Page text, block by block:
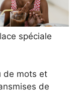
spéciale
de mots et
de